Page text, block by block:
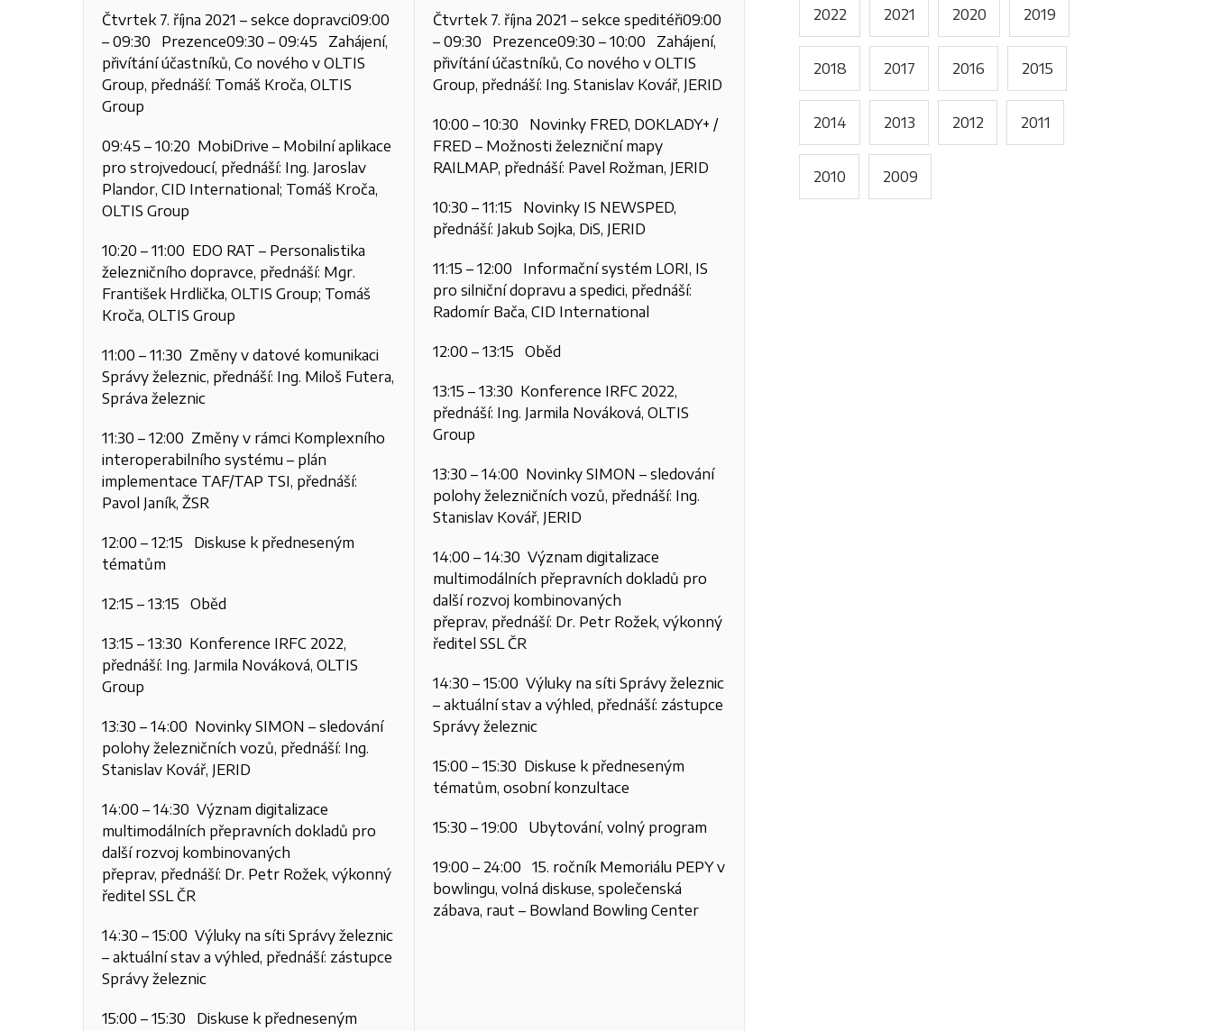
Čtvrtek 7. října 2021 – sekce dopravci09:00
– 09:30 Prezence09:30 – 09:45 Zahájení,
přivítání účastníků, Co nového v OLTIS
Group, přednáší: Tomáš Kroča, OLTIS
Group
09:45 – 10:20 MobiDrive – Mobilní aplikace
pro strojvedoucí, přednáší: Ing. Jaroslav
Plandor, CID International; Tomáš Kroča,
OLTIS Group
10:20 – 11:00 EDO RAT – Personalistika
železničního dopravce, přednáší: Mgr.
František Hrdlička, OLTIS Group; Tomáš
Kroča, OLTIS Group
11:00 – 11:30 Změny v datové komunikaci
Správy železnic, přednáší: Ing. Miloš Futera,
Správa železnic
11:30 – 12:00 Změny v rámci Komplexního
interoperabilního systému – plán
implementace TAF/TAP TSI, přednáší:
Pavol Janík, ŽSR
12:00 – 12:15 Diskuse k předneseným
tématům
12:15 – 13:15 Oběd
13:15 – 13:30 Konference IRFC 2022,
přednáší: Ing. Jarmila Nováková, OLTIS
Group
13:30 – 14:00 Novinky SIMON – sledování
polohy železničních vozů, přednáší: Ing.
Stanislav Kovář, JERID
14:00 – 14:30 Význam digitalizace
multimodálních přepravních dokladů pro
další rozvoj kombinovaných
přeprav, přednáší: Dr. Petr Rožek, výkonný
ředitel SSL ČR
14:30 – 15:00 Výluky na síti Správy železnic
– aktuální stav a výhled, přednáší: zástupce
Správy železnic
15:00 – 15:30 Diskuse k předneseným
Čtvrtek 7. října 2021 – sekce speditéři09:00
– 09:30 Prezence09:30 – 10:00 Zahájení,
přivítání účastníků, Co nového v OLTIS
Group, přednáší: Ing. Stanislav Kovář, JERID
10:00 – 10:30 Novinky FRED, DOKLADY+ /
FRED – Možnosti železniční mapy
RAILMAP, přednáší: Pavel Rožman, JERID
10:30 – 11:15 Novinky IS NEWSPED,
přednáší: Jakub Sojka, DiS, JERID
11:15 – 12:00 Informační systém LORI, IS
pro silniční dopravu a spedici, přednáší:
Radomír Bača, CID International
12:00 – 13:15 Oběd
13:15 – 13:30 Konference IRFC 2022,
přednáší: Ing. Jarmila Nováková, OLTIS
Group
13:30 – 14:00 Novinky SIMON – sledování
polohy železničních vozů, přednáší: Ing.
Stanislav Kovář, JERID
14:00 – 14:30 Význam digitalizace
multimodálních přepravních dokladů pro
další rozvoj kombinovaných
přeprav, přednáší: Dr. Petr Rožek, výkonný
ředitel SSL ČR
14:30 – 15:00 Výluky na síti Správy železnic
– aktuální stav a výhled, přednáší: zástupce
Správy železnic
15:00 – 15:30 Diskuse k předneseným
tématům, osobní konzultace
15:30 – 19:00 Ubytování, volný program
19:00 – 24:00 15. ročník Memoriálu PEPY v
bowlingu, volná diskuse, společenská
zábava, raut – Bowland Bowling Center
2022 2021 2020 2019
2018 2017 2016 2015
2014 2013 2012 2011
2010 2009